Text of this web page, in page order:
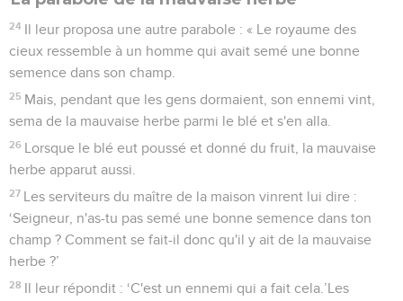
24 Il leur proposa une autre parabole : « Le royaume des
cieux ressemble à un homme qui avait semé une bonne
semence dans son champ.
25 Mais, pendant que les gens dormaient, son ennemi vint,
sema de la mauvaise herbe parmi le blé et s'en alla.
26 Lorsque le blé eut poussé et donné du fruit, la mauvaise
herbe apparut aussi.
27 Les serviteurs du maître de la maison vinrent lui dire :
‘Seigneur, n'as-tu pas semé une bonne semence dans ton
champ ? Comment se fait-il donc qu'il y ait de la mauvaise
herbe ?’
28 Il leur répondit : ‘C'est un ennemi qui a fait cela.’Les